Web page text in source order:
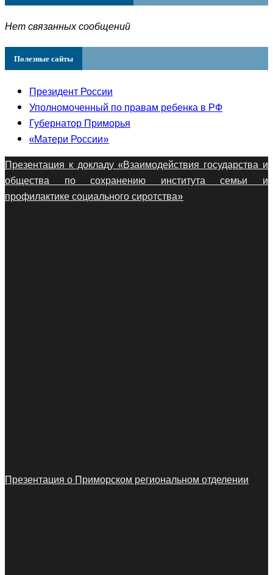
Нет связанных сообщений
Полезные сайты
Президент России
Уполномоченный по правам ребенка в РФ
Губернатор Приморья
«Матери России»
Презентация к докладу «Взаимодействия государства и
общества по сохранению института семьи и
профилактике социального сиротства»
Презентация о Приморском региональном отделении